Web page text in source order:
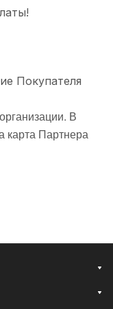
Покупателя
В
карта Партнера